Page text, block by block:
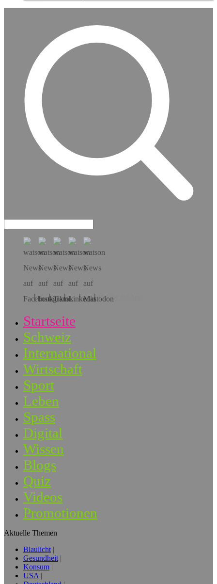
Hol dir die App!
Startseite
Schweiz
International
Wirtschaft
Sport
Leben
Spass
Digital
Wissen
Blogs
Quiz
Videos
Promotionen
Aktuelle Themen
Blaulicht
Gesundheit
Konsum
USA